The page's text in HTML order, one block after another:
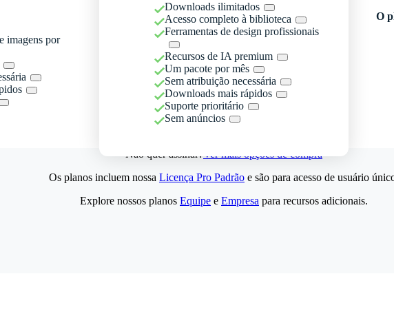
imagens por
Downloads ilimitados
Acesso completo à biblioteca
Ferramentas de design profissionais
Recursos de IA premium
Um pacote por mês
Sem atribuição necessária
Downloads mais rápidos
Suporte prioritário
Sem anúncios
O
Não quer assinar?Ver mais opções de compra
Os planos incluem nossa Licença Pro Padrão e são para acesso de usuário
Explore nossos planos Equipe e Empresa para recursos adicionais.